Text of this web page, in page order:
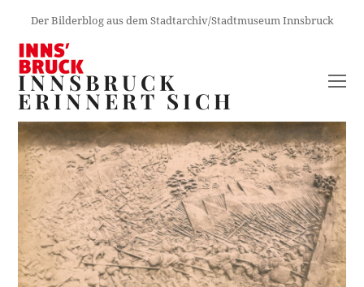
Der Bilderblog aus dem Stadtarchiv/Stadtmuseum Innsbruck
INNSBRUCK
ERINNERT SICH